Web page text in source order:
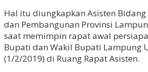
Hal itu diungkapkan Asisten Bidang
dan Pembangunan Provinsi
saat memimpin rapat awal
Bupati dan Wakil Bupati Lampung
(1/2/2019) di Ruang Rapat Asisten.